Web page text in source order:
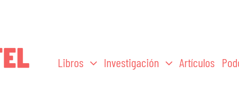
Libros Investigación Artículos